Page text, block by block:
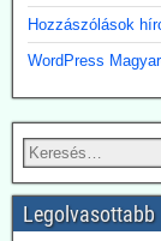
hatalmi
adatközpontjai
politika most
2026.07.17.
Az Ampera nevű
nyomtatóval
ezt a
intelligencia (AI)
Hozzászólások
WordPress
Legolvasottabb